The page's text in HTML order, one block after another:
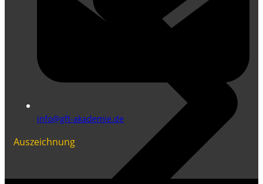
info@gft-akademie.de
Auszeichnung